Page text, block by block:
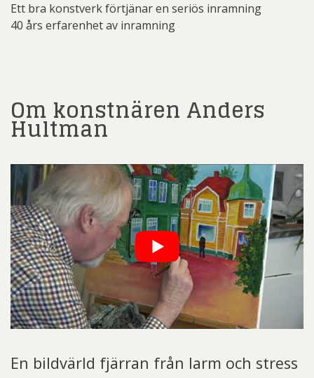
Ett bra konstverk förtjänar en seriös inramning
40 års erfarenhet av inramning
Om konstnären Anders
Hultman
En bildvärld fjärran från larm och stress